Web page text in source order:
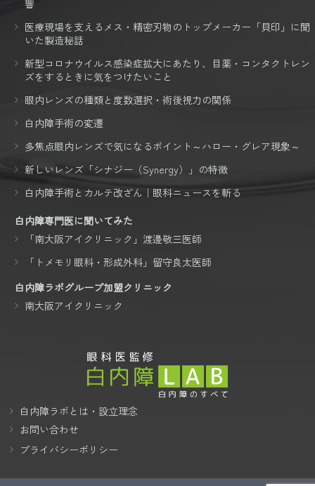
響
医療現場を支えるメス・精密刃物のトップメーカー「貝印」に聞
いた製造秘話
新型コロナウイルス感染症拡大にあたり、目薬・コンタクトレン
ズをするときに気をつけたいこと
眼内レンズの種類と度数選択・術後視力の関係
白内障手術の変遷
多焦点眼内レンズで気になるポイント～ハロー・グレア現象～
新しいレンズ「シナジー（Synergy）」の特徴
白内障手術とカルテ改ざん｜眼科ニュースを斬る
白内障専門医に聞いてみた
「南大阪アイクリニック」渡邊敬三医師
「トメモリ眼科・形成外科」留守良太医師
白内障ラボグループ加盟クリニック
南大阪アイクリニック
白内障ラボとは・設立理念
お問い合わせ
プライバシーポリシー